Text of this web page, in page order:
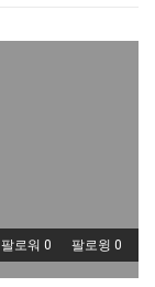
팔로워 0 팔로윙 0